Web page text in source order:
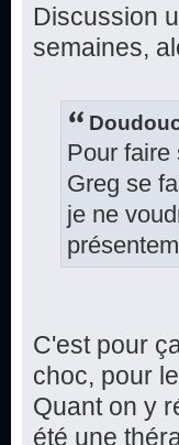
Discussion
semaines,
Pour faire
Greg se
je ne
C'est pour
choc, pour
Quant on y
été une